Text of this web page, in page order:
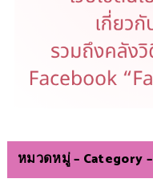
หมวดหมู่ – Category –